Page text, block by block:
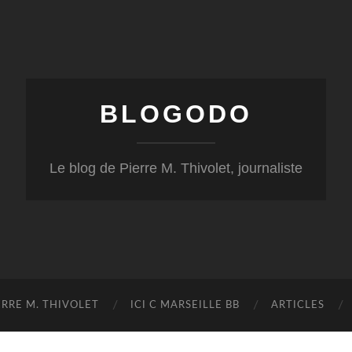
BLOGODO
Le blog de Pierre M. Thivolet, journaliste
M. THIVOLET ICI C MARSEILLE BB ARTICLES